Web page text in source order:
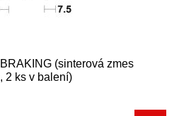
(sinterová zmes
2 ks v balení)